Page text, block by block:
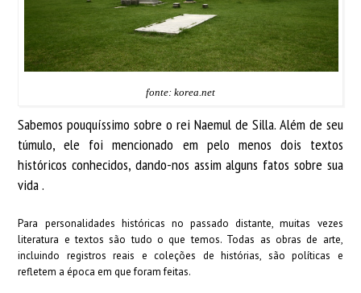
fonte: korea.net
Sabemos pouquíssimo sobre o rei Naemul de Silla. Além de seu
túmulo, ele foi mencionado em pelo menos dois textos
históricos conhecidos, dando-nos assim alguns fatos sobre sua
vida .
Para personalidades históricas no passado distante, muitas vezes
literatura e textos são tudo o que temos. Todas as obras de arte,
incluindo registros reais e coleções de histórias, são políticas e
refletem a época em que foram feitas.